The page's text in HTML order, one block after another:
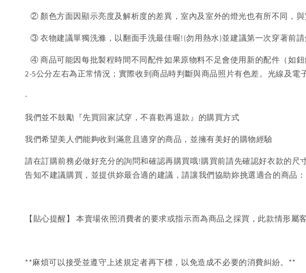
② 顏色方面因顯示亮度及解析度的差異，室內及室外的燈光也有所不同，
③ 衣物建議單獨洗滌，以翻面手洗最佳喔!(勿用熱水)並建議第一次穿著前
④ 商品可能因每批製程時間不同配件如果原物料不足會使用新的配件（如
2-5公分左右為正常情況；實際收到商品時判斷與商品照片有色差。光線及
-
我們並不鼓勵『先買回家試穿，不喜歡再退款』的購買方式
我們希望美人們能夠收到滿意且適穿的商品，並擁有美好的購物經驗
請在訂購前務必做好充分的詢問和確認再購買哦!購買前請先確認好衣款的
告知不建議購買，並提供妳最合適的建議，請讓我們協助妳挑選適合的商品：
【貼心提醒】 本賣場依照消費者的要求或指示而為商品之採買，此款情形屬
**麻煩可以接受並遵守上述規定者再下標，以免造成不必要的消費糾紛。**